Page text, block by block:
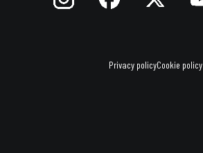
Privacy policyCookie policy